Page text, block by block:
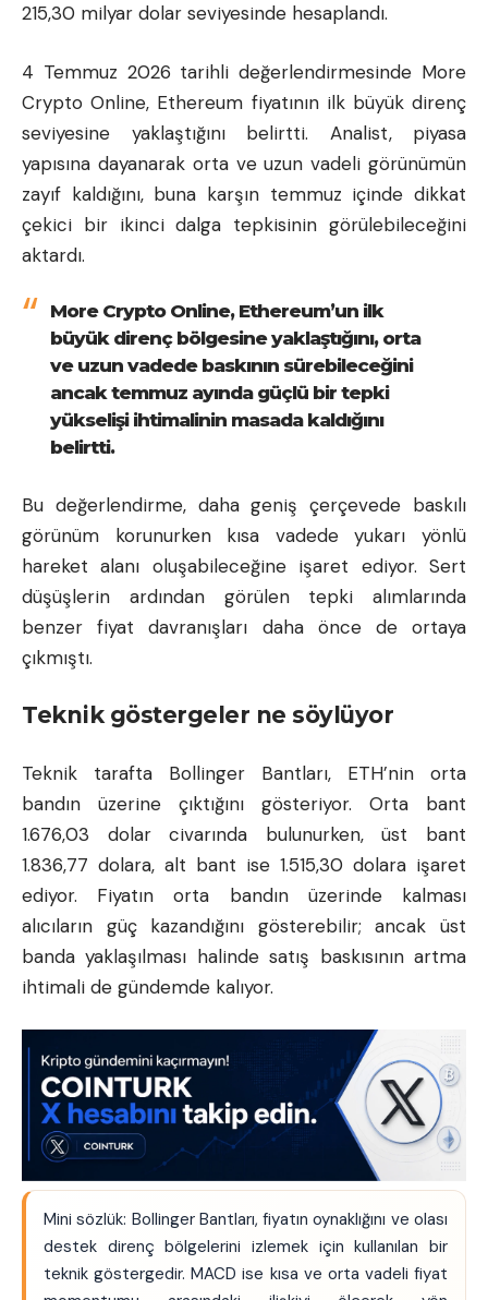
215,30 milyar dolar seviyesinde hesaplandı.
4 Temmuz 2026 tarihli değerlendirmesinde More
Crypto Online, Ethereum fiyatının ilk büyük direnç
seviyesine yaklaştığını belirtti. Analist, piyasa
yapısına dayanarak orta ve uzun vadeli görünümün
zayıf kaldığını, buna karşın temmuz içinde dikkat
çekici bir ikinci dalga tepkisinin görülebileceğini
aktardı.
More Crypto Online, Ethereum’un ilk
büyük direnç bölgesine yaklaştığını, orta
ve uzun vadede baskının sürebileceğini
ancak temmuz ayında güçlü bir tepki
yükselişi ihtimalinin masada kaldığını
belirtti.
Bu değerlendirme, daha geniş çerçevede baskılı
görünüm korunurken kısa vadede yukarı yönlü
hareket alanı oluşabileceğine işaret ediyor. Sert
düşüşlerin ardından görülen tepki alımlarında
benzer fiyat davranışları daha önce de ortaya
çıkmıştı.
Teknik göstergeler ne söylüyor
Teknik tarafta Bollinger Bantları, ETH’nin orta
bandın üzerine çıktığını gösteriyor. Orta bant
1.676,03 dolar civarında bulunurken, üst bant
1.836,77 dolara, alt bant ise 1.515,30 dolara işaret
ediyor. Fiyatın orta bandın üzerinde kalması
alıcıların güç kazandığını gösterebilir; ancak üst
banda yaklaşılması halinde satış baskısının artma
ihtimali de gündemde kalıyor.
Mini sözlük: Bollinger Bantları, fiyatın oynaklığını ve olası
destek direnç bölgelerini izlemek için kullanılan bir
teknik göstergedir. MACD ise kısa ve orta vadeli fiyat